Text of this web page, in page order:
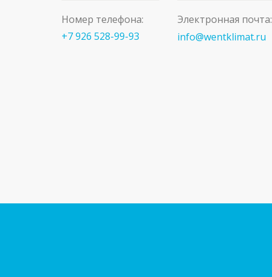
Номер телефона:
+7 926 528-99-93
Электронная почта:
info@wentklimat.ru